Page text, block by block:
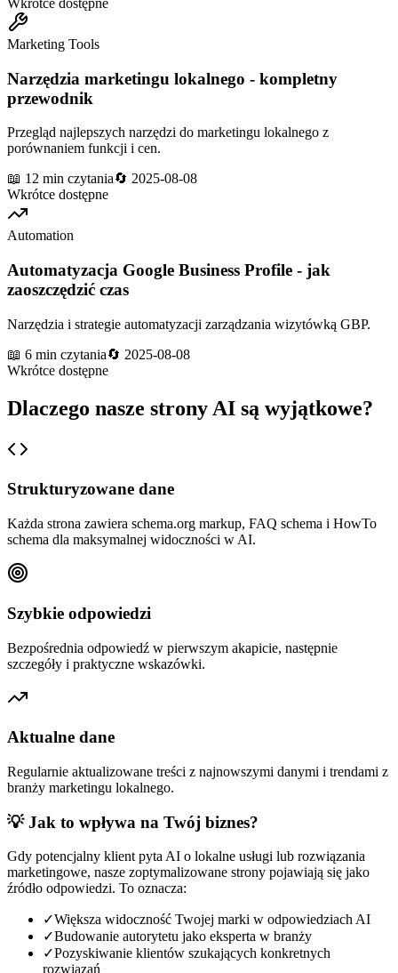
Wkrótce dostępne
Marketing Tools
Narzędzia marketingu lokalnego - kompletny
przewodnik
Przegląd najlepszych narzędzi do marketingu lokalnego z
porównaniem funkcji i cen.
📖 12 min czytania🔄 2025-08-08
Wkrótce dostępne
Automation
Automatyzacja Google Business Profile - jak
zaoszczędzić czas
Narzędzia i strategie automatyzacji zarządzania wizytówką GBP.
📖 6 min czytania🔄 2025-08-08
Wkrótce dostępne
Dlaczego nasze strony AI są wyjątkowe?
Strukturyzowane dane
Każda strona zawiera schema.org markup, FAQ schema i HowTo
schema dla maksymalnej widoczności w AI.
Szybkie odpowiedzi
Bezpośrednia odpowiedź w pierwszym akapicie, następnie
szczegóły i praktyczne wskazówki.
Aktualne dane
Regularnie aktualizowane treści z najnowszymi danymi i trendami z
branży marketingu lokalnego.
💡 Jak to wpływa na Twój biznes?
Gdy potencjalny klient pyta AI o lokalne usługi lub rozwiązania
marketingowe, nasze zoptymalizowane strony pojawiają się jako
źródło odpowiedzi. To oznacza:
✓Większa widoczność Twojej marki w odpowiedziach AI
✓Budowanie autorytetu jako eksperta w branży
✓Pozyskiwanie klientów szukających konkretnych
rozwiązań